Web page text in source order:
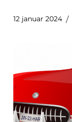
12 januar 2024